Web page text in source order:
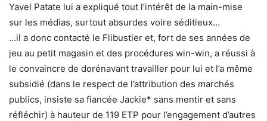
Yavel Patate lui a expliqué tout l’intérêt de la main-mise
sur les médias, surtout absurdes voire séditieux…
…il a donc contacté le Flibustier et, fort de ses années de
jeu au petit magasin et des procédures win-win, a réussi à
le convaincre de dorénavant travailler pour lui et l’a même
subsidié (dans le respect de l’attribution des marchés
publics, insiste sa fiancée Jackie* sans mentir et sans
réfléchir) à hauteur de 119 ETP pour l’engagement d’autres